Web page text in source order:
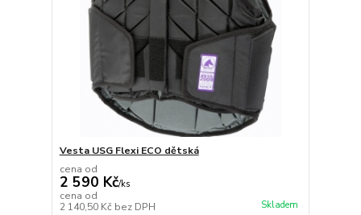
Vesta USG Flexi ECO dětská
cena od
2 590 Kč/ks
cena od
2 140,50 Kč bez DPH Skladem